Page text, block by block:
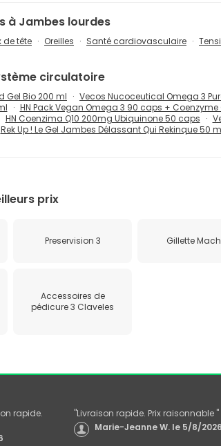
à Jambes lourdes
de tête Oreilles Santé cardiovasculaire
circulatoire
Gel Bio 200 ml
Vecos Nucoceutical Omega 3
HN Pack Vegan Omega 3 90 caps + Coenzyme
HN Coenzima Q10 200mg Ubiquinone 50 caps
Rek Up ! Le Gel Jambes Délassant Qui Rekinque 50
prix
Preservision 3 Gillette
Accessoires de
pédicure 3 Claveles
rapide.
"Livraison rapide. Prix raisonnable "
Marie-Jeanne W. le 5/8/2026